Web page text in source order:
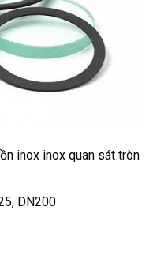
inox inox quan sát tròn
DN200